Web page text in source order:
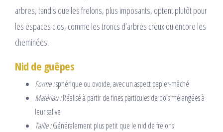
arbres, tandis que les frelons, plus imposants, optent plutôt pour
les espaces clos, comme les troncs d’arbres creux ou encore les
cheminées.
Nid de guêpes
Forme :sphérique ou ovoïde, avec un aspect papier-mâché
Matériau :Réalisé à partir de fines particules de bois mélangées à
leur salive
Taille :Généralement plus petit que le nid de frelons